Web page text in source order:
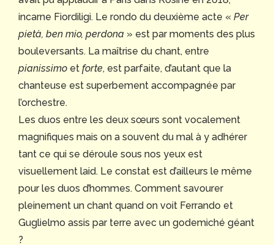
incarne Fiordiligi. Le rondo du deuxième acte « Per
pietà, ben mio, perdona » est par moments des plus
bouleversants. La maîtrise du chant, entre
pianissimo et forte, est parfaite, d’autant que la
chanteuse est superbement accompagnée par
l’orchestre.
Les duos entre les deux sœurs sont vocalement
magnifiques mais on a souvent du mal à y adhérer
tant ce qui se déroule sous nos yeux est
visuellement laid. Le constat est d’ailleurs le même
pour les duos d’hommes. Comment savourer
pleinement un chant quand on voit Ferrando et
Guglielmo assis par terre avec un godemiché géant
?